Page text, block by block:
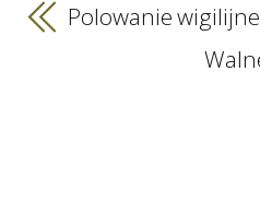
Polowanie wigilijne